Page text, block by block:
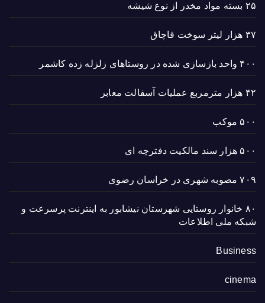
۲۵ بسته مواد مخدر از نوع شیشه
۳۷ هزار لیتر سوخت قاچاق
۴۰۰ واحد بازسازی شده در روستاهای زلزله زده کاشمر
۴۲ هزار مترمربع عملیات آسفالت معابر
۵۰۰ موکب
۵۰۰ هزار سند مالکیت دفترچه ای
۷۰۹ مصوبه شهری در خراسان رضوی
۸۰ خانوار روستایی شهرستان نیشابور به اینترنت پرسرعت و
شبکه ملی اطلاعات
Business
cinema